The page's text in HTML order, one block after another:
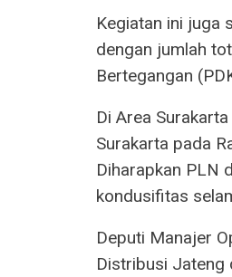
Kegiatan ini juga
dengan jumlah
Bertegangan
Di Area
Surakarta pada
Diharapkan PLN
kondusifitas
Deputi Manajer
Distribusi Jateng